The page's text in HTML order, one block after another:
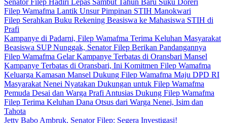
Senator Filep Hadiri Lepas Sambut Tahun Baru Suku Doreri
Filep Wamafma Lantik Unsur Pimpinan STIH Manokwari
Filep Serahkan Buku Rekening Beasiswa ke Mahasiswa STIH di
Prafi
Kampanye di Padarni, Filep Wamafma Terima Keluhan Masyarakat
Beasiswa SUP Nunggak, Senator Filep Berikan Pandangannya
Filep Wamafma Gelar Kampanye Terbatas di Oransbari Mansel
Kampanye Terbatas di Oransbari, Ini Komitmen Filep Wamafma
Keluarga Kamasan Mansel Dukung Filep Wamafma Maju DPD RI
Masyarakat Nenei Nyatakan Dukungan untuk Filep Wamafma
Pemuda Desai dan Warga Prafi Antusias Dukung Filep Wamafma
Filep Terima Keluhan Dana Otsus dari Warga Nenei, Isim dan
Tahota
Jetty Babo Ambruk, Senator Filep: Segera Investigasi!